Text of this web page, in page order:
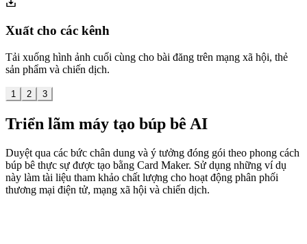
Xuất cho các kênh
Tải xuống hình ảnh cuối cùng cho bài đăng trên mạng xã hội, thẻ
sản phẩm và chiến dịch.
1 2 3
Triển lãm máy tạo búp bê AI
Duyệt qua các bức chân dung và ý tưởng đóng gói theo phong cách
búp bê thực sự được tạo bằng Card Maker. Sử dụng những ví dụ
này làm tài liệu tham khảo chất lượng cho hoạt động phân phối
thương mại điện tử, mạng xã hội và chiến dịch.